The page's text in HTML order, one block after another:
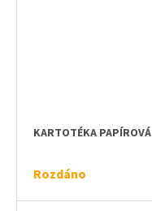
KARTOTÉKA PAPÍROVÁ
Rozdáno